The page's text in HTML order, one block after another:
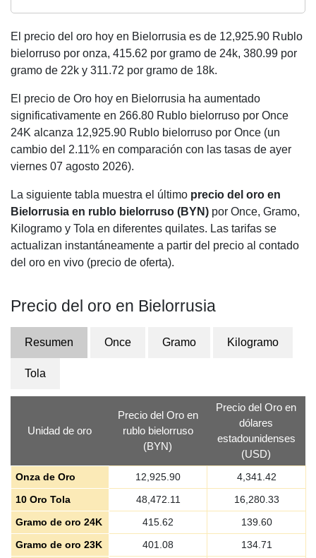
El precio del oro hoy en Bielorrusia es de 12,925.90 Rublo
bielorruso por onza, 415.62 por gramo de 24k, 380.99 por
gramo de 22k y 311.72 por gramo de 18k.
El precio de Oro hoy en Bielorrusia ha aumentado
significativamente en 266.80 Rublo bielorruso por Once
24K alcanza 12,925.90 Rublo bielorruso por Once (un
cambio del 2.11% en comparación con las tasas de ayer
viernes 07 agosto 2026).
La siguiente tabla muestra el último precio del oro en
Bielorrusia en rublo bielorruso (BYN) por Once, Gramo,
Kilogramo y Tola en diferentes quilates. Las tarifas se
actualizan instantáneamente a partir del precio al contado
del oro en vivo (precio de oferta).
Precio del oro en Bielorrusia
Resumen Once Gramo Kilogramo
Tola
Unidad de oro
Precio del Oro en
rublo bielorruso
(BYN)
Precio del Oro en
dólares
estadounidenses
(USD)
Onza de Oro 12,925.90
4,341.42
10 Oro Tola
48,472.11
16,280.33
Gramo de oro 24K
415.62
139.60
Gramo de oro 23K
401.08
134.71